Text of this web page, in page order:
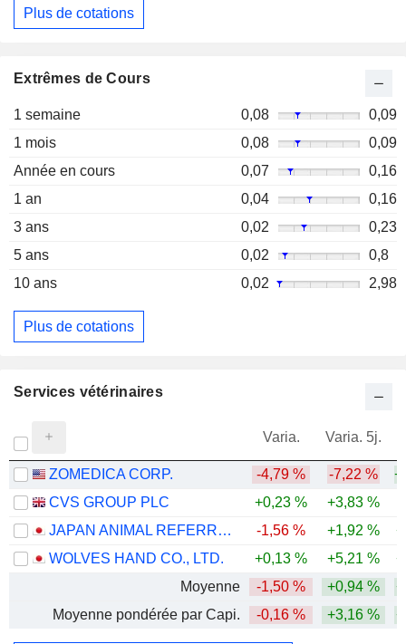
Plus de cotations
Extrêmes de Cours
1 semaine 0,08
0,09
1 mois
0,08
0,09
Année en cours
0,07
0,16
1 an
0,04
0,16
3 ans
0,02
0,23
5 ans
0,02
0,8
10 ans
0,02 2,98
Plus de cotations
Services vétérinaires
Varia. Varia. 5j.
ZOMEDICA CORP. -4,79 % -7,22 %
CVS GROUP PLC
+0,23 % +3,83 %
JAPAN ANIMAL REFERRAL MEDICAL CENTER CO., LTD.
-1,56 % +1,92 %
WOLVES HAND CO., LTD.
+0,13 % +5,21 %
Moyenne
-1,50 % +0,94 %
Moyenne pondérée par Capi.
-0,16 % +3,16 %